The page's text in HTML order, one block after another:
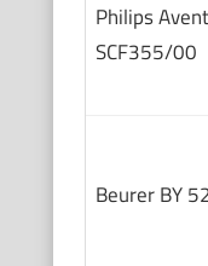
Philips Avent
SCF355/00
Beurer BY